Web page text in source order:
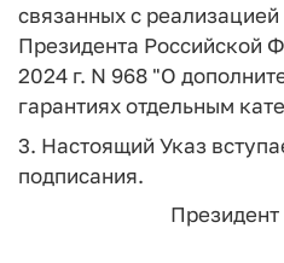
связанных с реализацией
Президента Российской
2024 г. N 968 "О
гарантиях отдельным
3. Настоящий Указ
подписания.